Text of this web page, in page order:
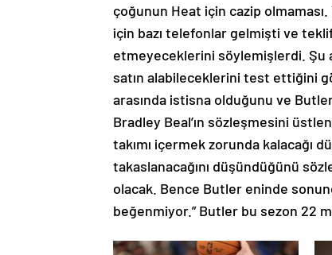
çoğunun Heat için cazip
için bazı telefonlar gelmişti ve
etmeyeceklerini söylemişlerdi. Şu
satın alabileceklerini test ettiğini
arasında istisna olduğunu ve
Bradley Beal’ın sözleşmesini
takımı içermek zorunda kalacağı
takaslanacağını düşündüğünü
olacak. Bence Butler eninde
beğenmiyor.” Butler bu sezon 22